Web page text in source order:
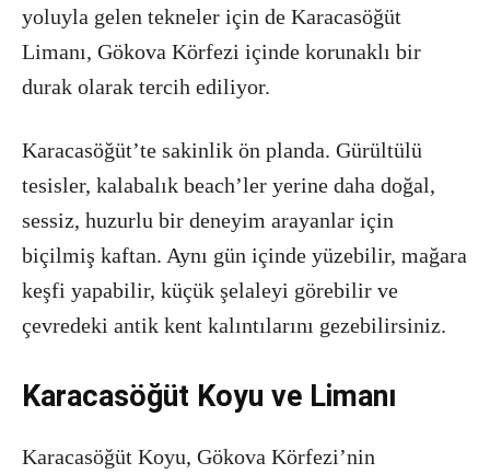
yoluyla gelen tekneler için de Karacasöğüt
Limanı, Gökova Körfezi içinde korunaklı bir
durak olarak tercih ediliyor.
Karacasöğüt’te sakinlik ön planda. Gürültülü
tesisler, kalabalık beach’ler yerine daha doğal,
sessiz, huzurlu bir deneyim arayanlar için
biçilmiş kaftan. Aynı gün içinde yüzebilir, mağara
keşfi yapabilir, küçük şelaleyi görebilir ve
çevredeki antik kent kalıntılarını gezebilirsiniz.
Karacasöğüt Koyu ve Limanı
Karacasöğüt Koyu, Gökova Körfezi’nin